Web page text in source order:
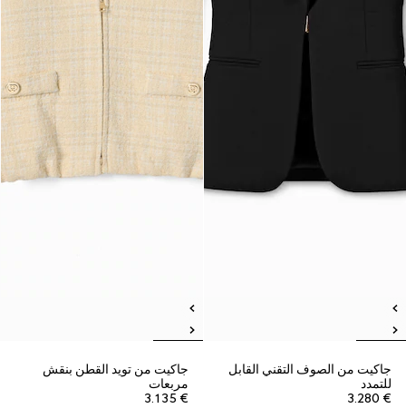
جاكيت من الصوف التقني القابل
للتمدد
€ 3.280
جاكيت من تويد القطن بنقش
مربعات
€ 3.135